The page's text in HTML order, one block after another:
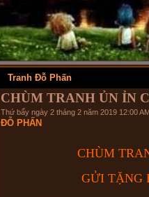
Tranh Đỗ Phấn
CHÙM TRANH ỦN ỈN
Thứ bẩy ngày 2 tháng 2 năm 2019 12:00
ĐỖ PHẤN
CHÙM
GỬI TẶNG